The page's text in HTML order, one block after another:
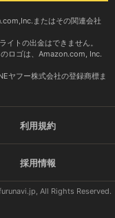
またはその関連会社
イトの出金はできません。
ロゴは、Amazon.com, Inc.
ヤフー株式会社の登録商標ま
利用規約
採用情報
All Rights Reserved.